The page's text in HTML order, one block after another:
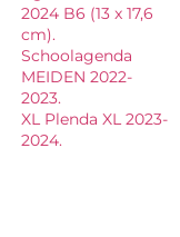
2024 B6 (13 x 17,6
cm).
Schoolagenda
MEIDEN 2022-
2023.
XL Plenda XL 2023-
2024.